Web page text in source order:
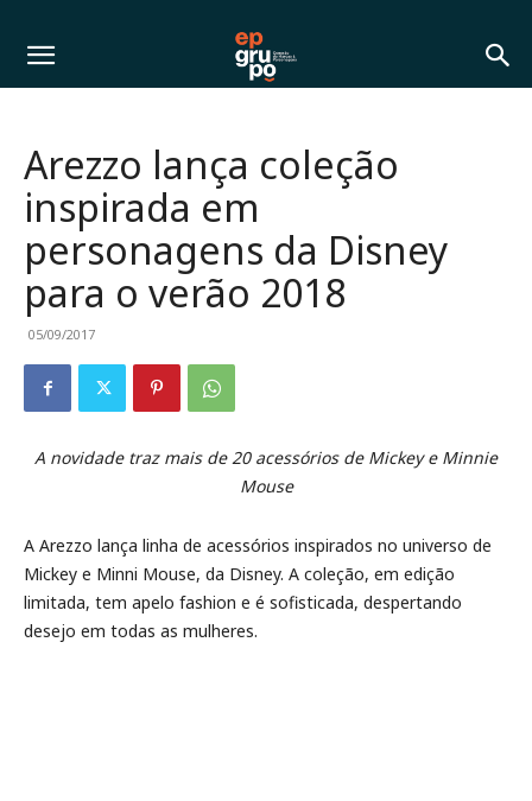
Arezzo lança coleção
inspirada em
personagens da Disney
para o verão 2018
05/09/2017
A novidade traz mais de 20 acessórios de Mickey e Minnie
Mouse
A Arezzo lança linha de acessórios inspirados no universo de
Mickey e Minni Mouse, da Disney. A coleção, em edição
limitada, tem apelo fashion e é sofisticada, despertando
desejo em todas as mulheres.